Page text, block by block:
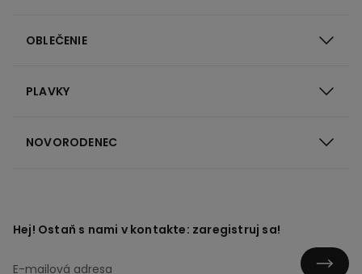
OBLEČENIE
PLAVKY
NOVORODENEC
Hej! Ostaň s nami v kontakte: zaregistruj sa!